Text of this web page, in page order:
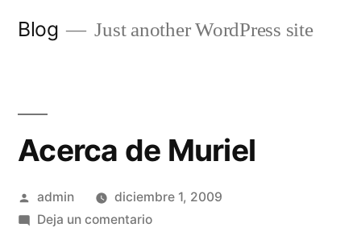
Blog Just another WordPress site
Acerca de Muriel
Publicado
por
admin
diciembre 1, 2009
Deja un comentarioen